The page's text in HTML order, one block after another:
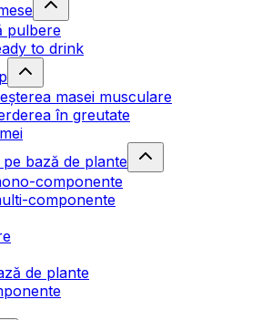
pulbere
to drink
masei musculare
în greutate
bază de plante
componente
componente
de plante